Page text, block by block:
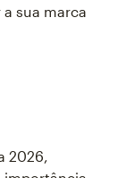
sua marca
2026,